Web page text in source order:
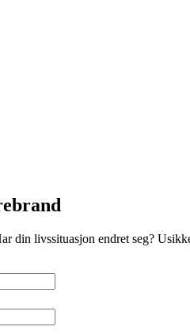
din livssituasjon endret seg?